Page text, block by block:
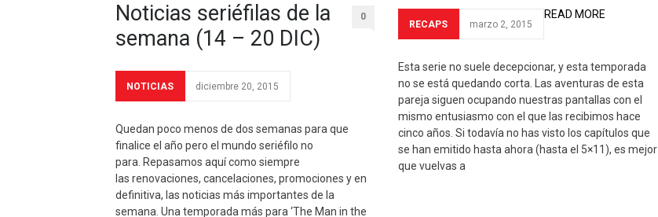
Noticias seriéfilas de la
semana (14 – 20 DIC)
0
NOTICIAS diciembre 20, 2015
Quedan poco menos de dos semanas para que
finalice el año pero el mundo seriéfilo no
para. Repasamos aquí como siempre
las renovaciones, cancelaciones, promociones y en
definitiva, las noticias más importantes de la
semana. Una temporada más para ‘The Man in the
RECAPS marzo 2, 2015
Esta serie no suele decepcionar, y esta temporada
no se está quedando corta. Las aventuras de esta
pareja siguen ocupando nuestras pantallas con el
mismo entusiasmo con el que las recibimos hace
cinco años. Si todavía no has visto los capítulos que
se han emitido hasta ahora (hasta el 5×11), es mejor
que vuelvas a
READ MORE